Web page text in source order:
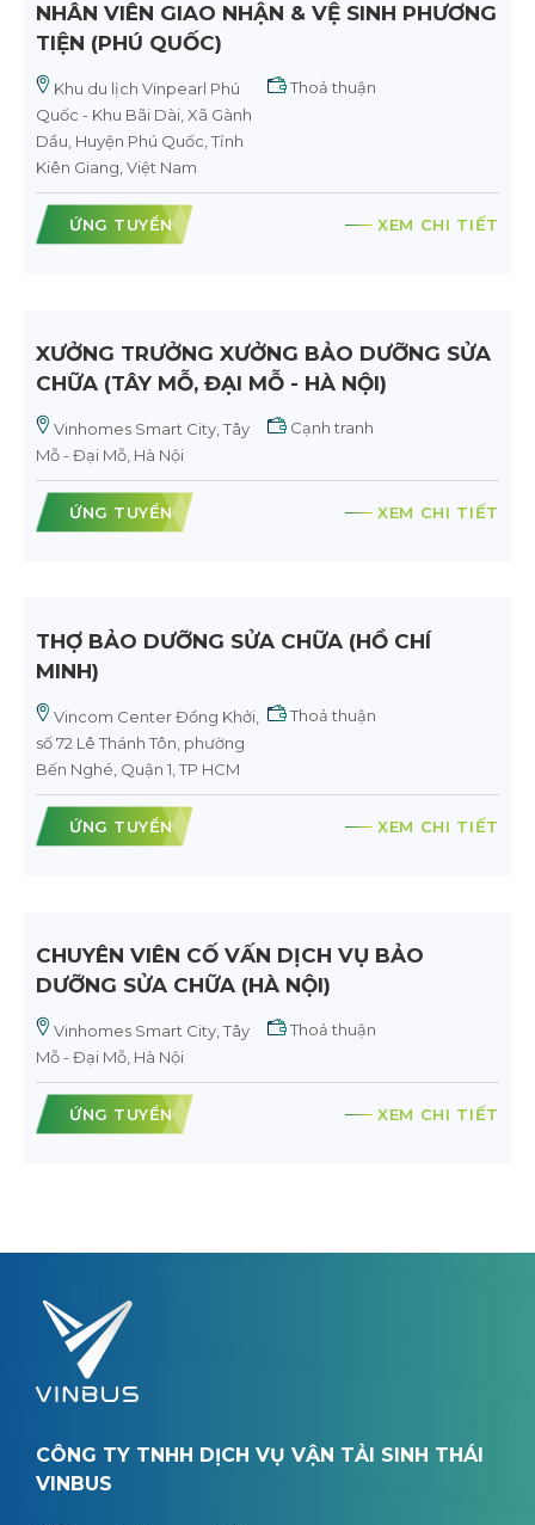
NHÂN VIÊN GIAO NHẬN & VỆ SINH PHƯƠNG
TIỆN (PHÚ QUỐC)
Khu du lịch Vinpearl Phú
Quốc - Khu Bãi Dài, Xã Gành
Dầu, Huyện Phú Quốc, Tỉnh
Kiên Giang, Việt Nam
Thoả thuận
ỨNG TUYỂN XEM CHI TIẾT
XƯỞNG TRƯỞNG XƯỞNG BẢO DƯỠNG SỬA
CHỮA (TÂY MỖ, ĐẠI MỖ - HÀ NỘI)
Vinhomes Smart City, Tây
Mỗ - Đại Mỗ, Hà Nội
Cạnh tranh
ỨNG TUYỂN XEM CHI TIẾT
THỢ BẢO DƯỠNG SỬA CHỮA (HỒ CHÍ
MINH)
Vincom Center Đồng Khởi,
số 72 Lê Thánh Tôn, phường
Bến Nghé, Quận 1, TP HCM
Thoả thuận
ỨNG TUYỂN XEM CHI TIẾT
CHUYÊN VIÊN CỐ VẤN DỊCH VỤ BẢO
DƯỠNG SỬA CHỮA (HÀ NỘI)
Vinhomes Smart City, Tây
Mỗ - Đại Mỗ, Hà Nội
Thoả thuận
ỨNG TUYỂN XEM CHI TIẾT
CÔNG TY TNHH DỊCH VỤ VẬN TẢI SINH THÁI
VINBUS